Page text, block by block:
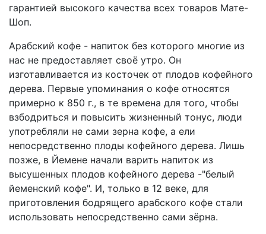
гарантией высокого качества всех товаров Мате-
Шоп.
Арабский кофе - напиток без которого многие из
нас не предоставляет своё утро. Он
изготавливается из косточек от плодов кофейного
дерева. Первые упоминания о кофе относятся
примерно к 850 г., в те времена для того, чтобы
взбодриться и повысить жизненный тонус, люди
употребляли не сами зерна кофе, а ели
непосредственно плоды кофейного дерева. Лишь
позже, в Йемене начали варить напиток из
высушенных плодов кофейного дерева -"белый
йеменский кофе". И, только в 12 веке, для
приготовления бодрящего арабского кофе стали
использовать непосредственно сами зёрна.